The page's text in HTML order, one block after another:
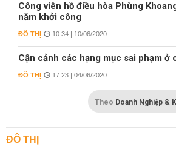
Công viên hồ điều hòa Phùng
năm khởi công
ĐÔ THỊ 10:34 | 10/06/2020
Cận cảnh các hạng mục sai phạm ở
ĐÔ THỊ 17:23 | 04/06/2020
Theo Doanh Nghiệp &
ĐÔ THỊ